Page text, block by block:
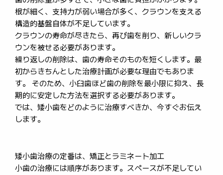
根が細く、支持力が弱い場合が多く、クラウンを支える
構造的基盤自体が不足しています。
クラウンの寿命が尽きたら、再び歯を削り、新しいクラ
ウンを被せる必要があります。
繰り返しの削除は、歯の寿命そのものを短くします。最
初からきちんとした治療計画が必要な理由でもありま
す。 そのため、小臼歯ほど歯の削除を最小限に抑え、長
期的に安定した方法を選択する必要があります。
では、矮小歯をどのように治療すべきか、今すぐお伝え
します。
矮小歯治療の定番は、矯正とラミネート加工
小歯の治療には順序があります。スペースが不足してい